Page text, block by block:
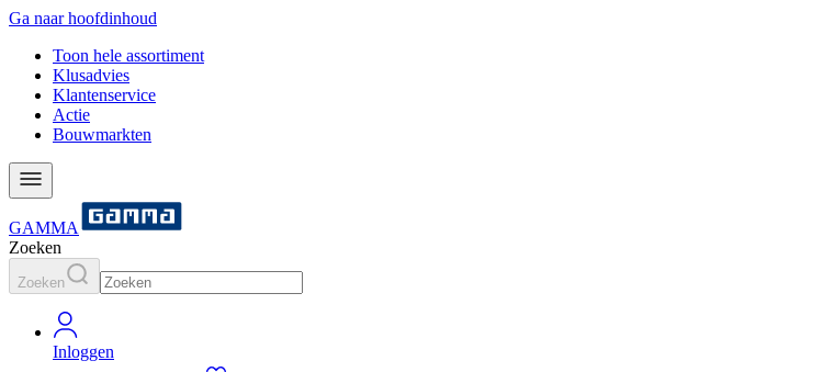
Ga naar hoofdinhoud
Toon hele assortiment
Klusadvies
Klantenservice
Actie
Bouwmarkten
GAMMA
Zoeken
Zoeken
Inloggen